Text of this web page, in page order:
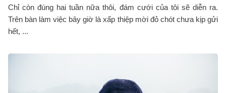
Chỉ còn đúng hai tuần nữa thôi, đám cưới của tôi sẽ diễn ra.
Trên bàn làm việc bây giờ là xấp thiệp mời đỏ chót chưa kịp gửi
hết, ...